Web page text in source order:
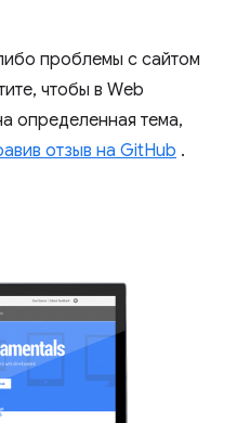
проблемы с сайтом
чтобы в Web
определенная тема,
отзыв на GitHub .